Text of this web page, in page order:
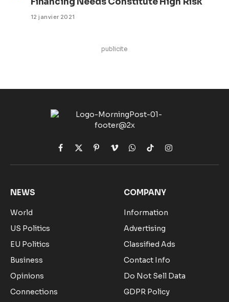
12 janvier 2021
publicite
Facebook
X
(Twitter)
Pinterest
VimeoWhatsApp
TikTokInstagram
NEWS
World
US Politics
EU Politics
Business
Opinions
Connections
COMPANY
Information
Advertising
Classified Ads
Contact Info
Do Not Sell Data
GDPR Policy